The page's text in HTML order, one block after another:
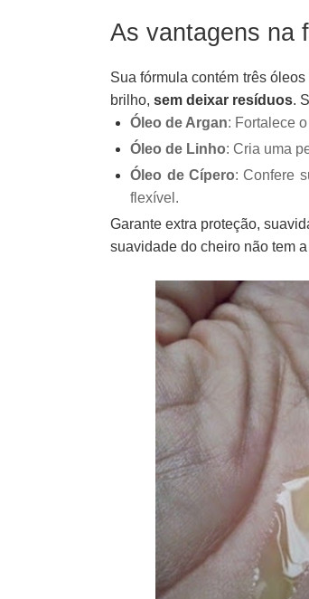
As vantagens na
Sua fórmula contém três
brilho, sem deixar resíduos.
Óleo de Argan: Fortalece
Óleo de Linho: Cria uma
Óleo de Cípero: Confere
flexível.
Garante extra proteção,
suavidade do cheiro não tem